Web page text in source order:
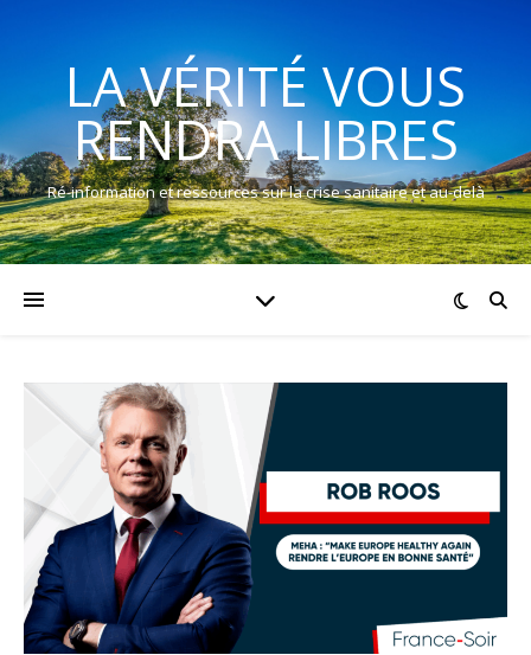
LA VÉRITÉ VOUS
RENDRA LIBRES
Ré-information et ressources sur la crise sanitaire et au-delà